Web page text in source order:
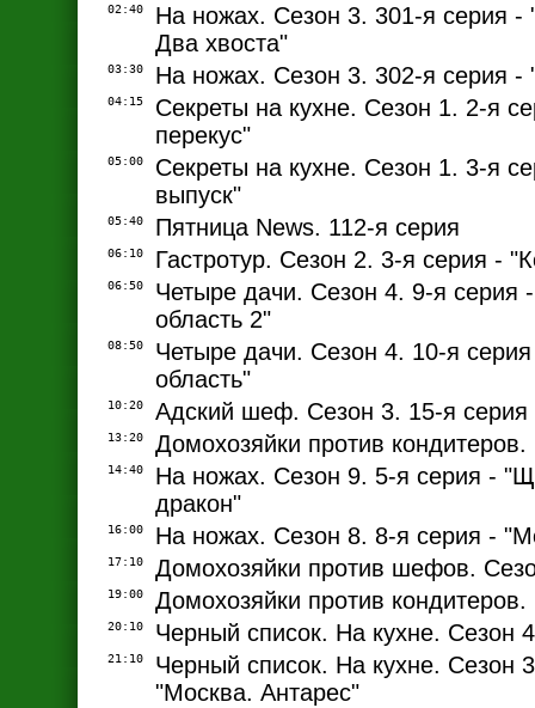
02:40
На ножах. Сезон 3. 301-я серия -
Два хвоста"
03:30 На ножах. Сезон 3. 302-я серия -
04:15
Секреты на кухне. Сезон 1. 2-я
перекус"
05:00
Секреты на кухне. Сезон 1. 3-я
выпуск"
05:40 Пятница News. 112-я серия
06:10 Гастротур. Сезон 2. 3-я серия -
06:50
Четыре дачи. Сезон 4. 9-я серия
область 2"
08:50
Четыре дачи. Сезон 4. 10-я
область"
10:20 Адский шеф. Сезон 3. 15-я серия
13:20 Домохозяйки против
14:40
На ножах. Сезон 9. 5-я серия -
дракон"
16:00 На ножах. Сезон 8. 8-я серия -
17:10 Домохозяйки против шефов.
19:00 Домохозяйки против
20:10 Черный список. На кухне. Сезон
21:10
Черный список. На кухне. Сезон
"Москва. Антарес"